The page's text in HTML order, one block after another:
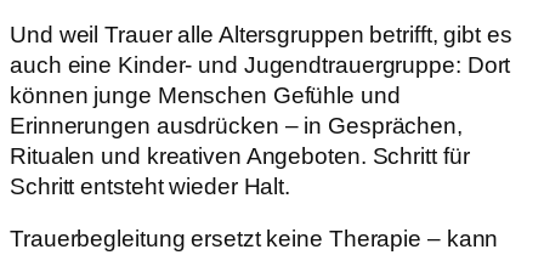
Und weil Trauer alle Altersgruppen betrifft, gibt es
auch eine Kinder- und Jugendtrauergruppe: Dort
können junge Menschen Gefühle und
Erinnerungen ausdrücken – in Gesprächen,
Ritualen und kreativen Angeboten. Schritt für
Schritt entsteht wieder Halt.
Trauerbegleitung ersetzt keine Therapie – kann